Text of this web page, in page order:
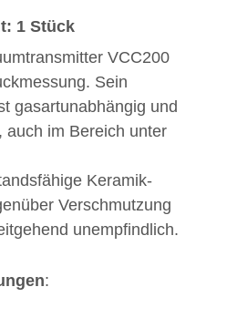
1 Stück
VCC200
Sein
gasartunabhängig und
auch im Bereich unter
Keramik-
Verschmutzung
unempfindlich.
: